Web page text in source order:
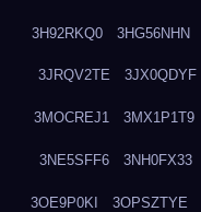
3H92RKQ0 3HG56NHN
3JRQV2TE 3JX0QDYF
3MOCREJ1 3MX1P1T9
3NE5SFF6 3NH0FX33
3OE9P0KI 3OPSZTYE